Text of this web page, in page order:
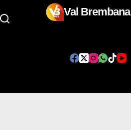
Val Brembana